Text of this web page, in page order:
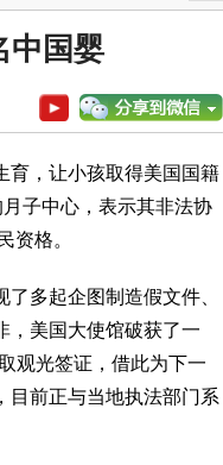
中国婴
育，让小孩取得美国国籍
子中心，表示其非法协
资格。
多起企图制造假文件、
，美国大使馆破获了一
观光签证，借此为下一
目前正与当地执法部门系